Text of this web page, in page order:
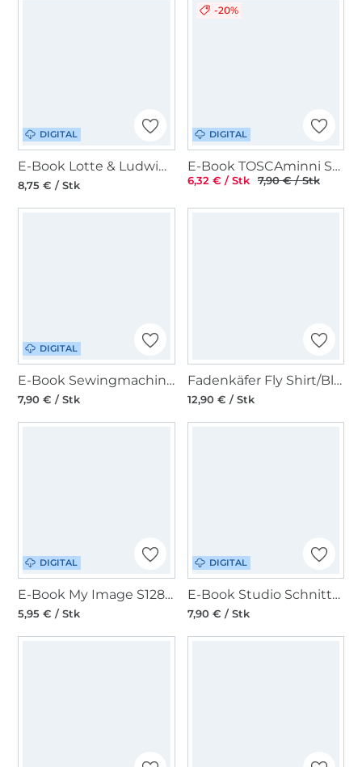
DIGITAL
E-Book Lotte & Ludwig Wellenreiter Retro-Shirt
8,75 € / Stk
DIGITAL
-20%
E-Book TOSCAminni Schnittmanufaktur Bluse Gilla Damen
6,32 € / Stk 7,90 € / Stk
DIGITAL
E-Book Sewingmachina Bluse Bill
7,90 € / Stk
Fadenkäfer Fly Shirt/Bluse Damen Papierschnittmuster
12,90 € / Stk
DIGITAL
E-Book My Image S1286 Damen Top Cylin
5,95 € / Stk
DIGITAL
E-Book Studio Schnittreif Frau Maki Damenbluse
7,90 € / Stk